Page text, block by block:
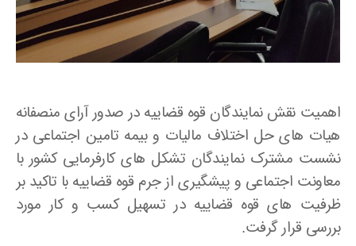
اهمیت نقش نمایندگان قوه قضاییه در صدور آرای منصفانه
هیات های حل اختلاف مالیات و بیمه تامین اجتماعی در
نشست مشترک نمایندگان تشکل های کارفرمایی کشور با
معاونت اجتماعی و پیشگیری از جرم قوه قضاییه با تاکید بر
ظرفیت های قوه قضاییه در تسهیل کسب و کار مورد
بررسی قرار گرفت.